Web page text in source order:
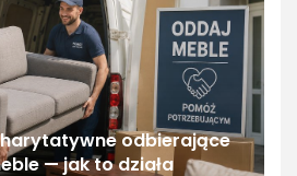
odbierające
— jak to działa